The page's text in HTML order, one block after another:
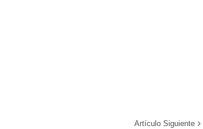
Artículo Siguiente